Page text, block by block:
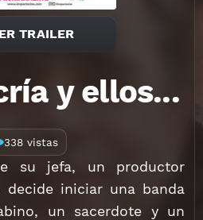
TRAILER
y ellos...
338 vistas
su jefa, un productor
decide iniciar una banda
un sacerdote y un